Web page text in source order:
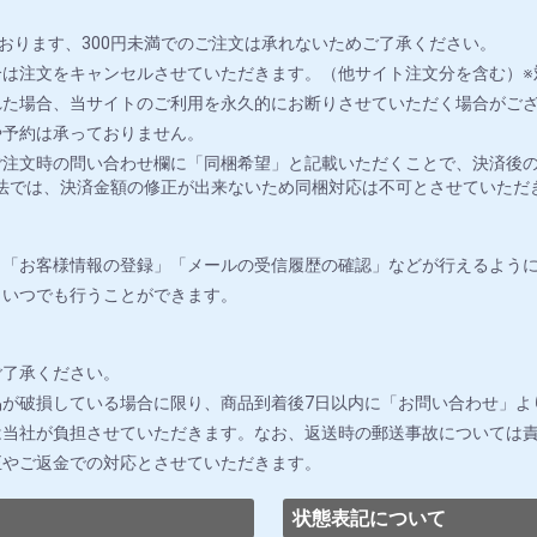
ます、300円未満でのご注文は承れないためご了承ください。
注文をキャンセルさせていただきます。（他サイト注文分を含む）
場合、当サイトのご利用を永久的にお断りさせていただく場合がご
約は承っておりません。
文時の問い合わせ欄に「同梱希望」と記載いただくことで、決済後
は、決済金額の修正が出来ないため同梱対応は不可とさせていただ
お客様情報の登録」「メールの受信履歴の確認」などが行えるよう
つでも行うことができます。
承ください。
破損している場合に限り、商品到着後7日以内に「お問い合わせ」
社が負担させていただきます。なお、返送時の郵送事故については
ご返金での対応とさせていただきます。
状態表記について